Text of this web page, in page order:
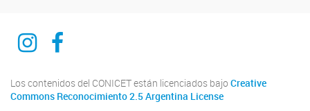
Ciencia del derecho y del revesCiencia del derecho y del reves
Los contenidos del CONICET están licenciados bajo Creative
Commons Reconocimiento 2.5 Argentina License